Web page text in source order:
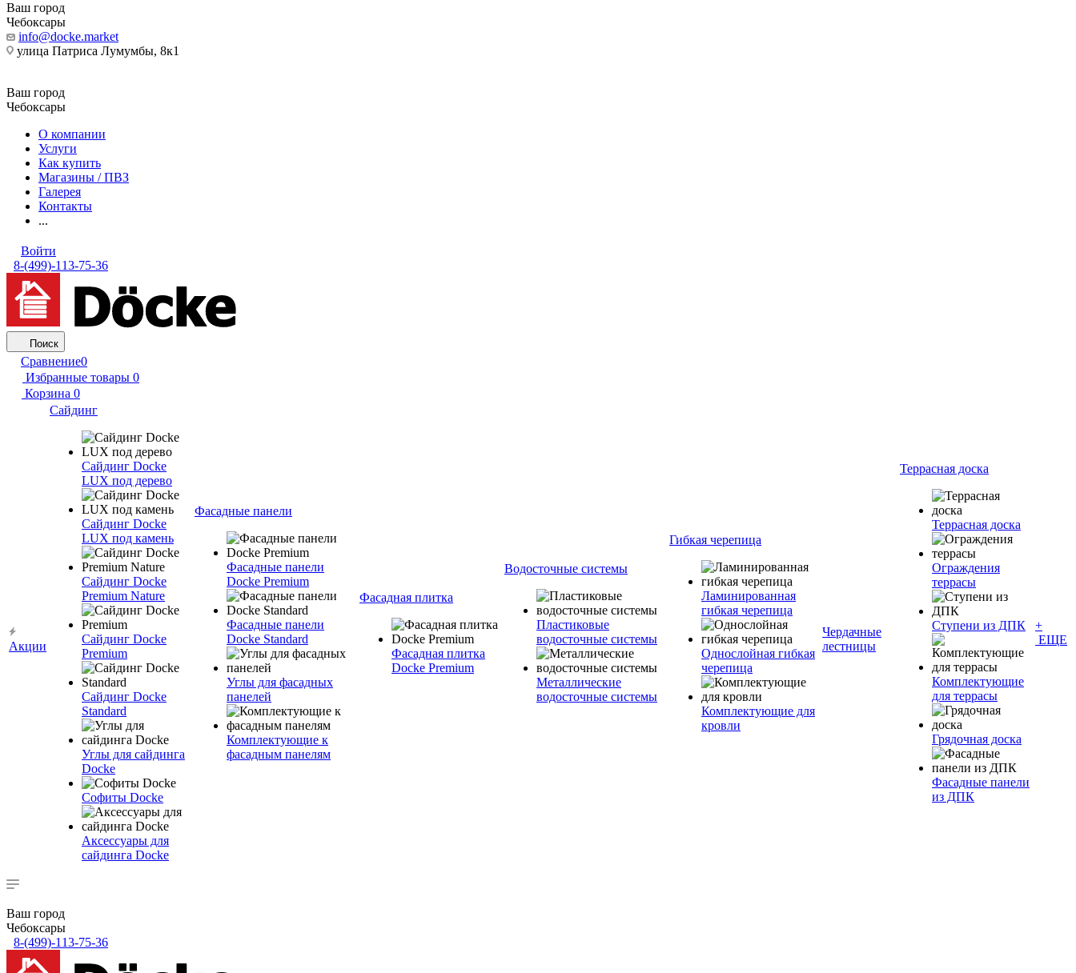
Ваш город
Чебоксары
info@docke.market
улица Патриса Лумумбы, 8к1
Ваш город
Чебоксары
О компании
Услуги
Как купить
Магазины / ПВЗ
Галерея
Контакты
...
Войти
8-(499)-113-75-36
Поиск
Сравнение0
Избранные товары 0
Корзина 0
Акции
Сайдинг
Сайдинг Docke
LUX под дерево
Сайдинг Docke
LUX под камень
Сайдинг Docke
Premium Nature
Сайдинг Docke
Premium
Сайдинг Docke
Standard
Углы для сайдинга
Docke
Софиты Docke
Аксессуары для
сайдинга Docke
Фасадные панели
Фасадные панели
Docke Premium
Фасадные панели
Docke Standard
Углы для фасадных
панелей
Комплектующие к
фасадным панелям
Фасадная плитка
Фасадная плитка
Docke Premium
Водосточные системы
Пластиковые
водосточные системы
Металлические
водосточные системы
Гибкая черепица
Ламинированная
гибкая черепица
Однослойная гибкая
черепица
Комплектующие для
кровли
Чердачные
лестницы
Террасная доска
Террасная доска
Ограждения
террасы
Ступени из ДПК
Комплектующие
для террасы
Грядочная доска
Фасадные панели
из ДПК
+
ЕЩЕ
Ваш город
Чебоксары
8-(499)-113-75-36